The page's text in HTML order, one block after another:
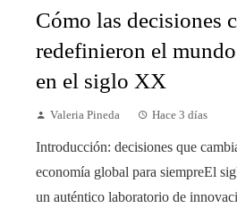
Cómo las decisiones
redefinieron el
en el siglo XX
Valeria Pineda Hace 3 días
Introducción: decisiones que
economía global para siempreEl
un auténtico laboratorio de